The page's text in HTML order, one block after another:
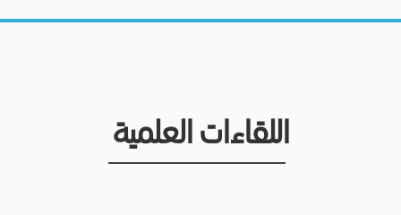
اللقاءات العلمية